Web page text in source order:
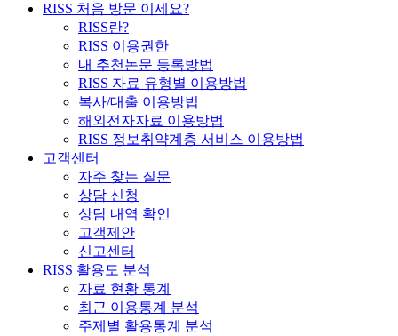
RISS 처음 방문 이세요?
RISS란?
RISS 이용권한
내 추천논문 등록방법
RISS 자료 유형별 이용방법
복사/대출 이용방법
해외전자자료 이용방법
RISS 정보취약계층 서비스 이용방법
고객센터
자주 찾는 질문
상담 신청
상담 내역 확인
고객제안
신고센터
RISS 활용도 분석
자료 현황 통계
최근 이용통계 분석
주제별 활용통계 분석